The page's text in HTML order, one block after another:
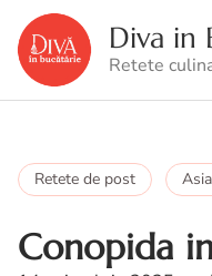
Diva in
Retete
Retete de post
Conopida